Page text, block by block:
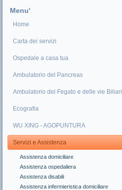
Menu'
Home
Carta dei servizi
Ospedale a casa tua
Ambulatorio del Pancreas
Ambulatorio del Fegato e delle vie Biliari
Ecografia
WU XING - AGOPUNTURA
Servizi e Assistenza
Assistenza domiciliare
Assistenza ospedaliera
Assistenza disabili
Assistenza infermieristica domiciliare